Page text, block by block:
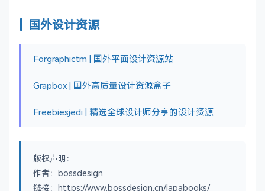
国外设计资源
Forgraphictm | 国外平面设计资源站
Grapbox | 国外高质量设计资源盒子
Freebiesjedi | 精选全球设计师分享的设计资源
版权声明：
作者：bossdesign
链接：https://www.bossdesign.cn/lapabooks/